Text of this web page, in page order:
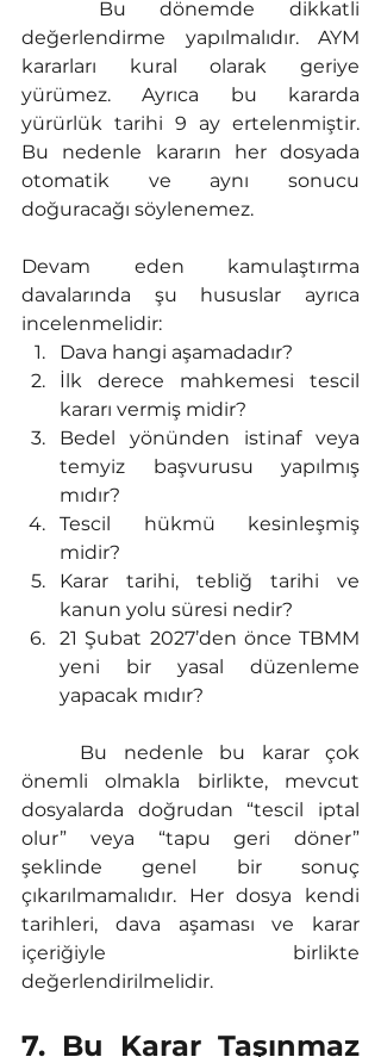
değerlendirme yapılmalıdır. AYM
kararları kural olarak geriye
yürümez. Ayrıca bu kararda
yürürlük tarihi 9 ay ertelenmiştir.
Bu nedenle kararın her dosyada
otomatik ve aynı sonucu
doğuracağı söylenemez.
Devam eden kamulaştırma
davalarında şu hususlar ayrıca
incelenmelidir:
Dava hangi aşamadadır?
İlk derece mahkemesi tescil
kararı vermiş midir?
Bedel yönünden istinaf veya
temyiz başvurusu yapılmış
mıdır?
Tescil hükmü kesinleşmiş
midir?
Karar tarihi, tebliğ tarihi ve
kanun yolu süresi nedir?
21 Şubat 2027’den önce TBMM
yeni bir yasal düzenleme
yapacak mıdır?
önemli olmakla birlikte, mevcut
dosyalarda doğrudan “tescil iptal
olur” veya “tapu geri döner”
şeklinde genel bir sonuç
çıkarılmamalıdır. Her dosya kendi
tarihleri, dava aşaması ve karar
içeriğiyle birlikte
değerlendirilmelidir.
7. Bu Karar Taşınmaz